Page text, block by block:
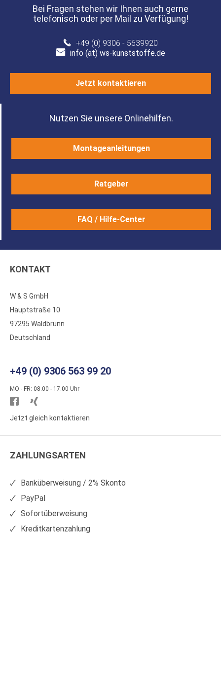
Bei Fragen stehen wir Ihnen auch gerne
telefonisch oder per Mail zu Verfügung!
+49 (0) 9306 - 5639920
info (at) ws-kunststoffe.de
Jetzt kontaktieren
Nutzen Sie unsere Onlinehilfen.
Montageanleitungen
Ratgeber
FAQ / Hilfe-Center
KONTAKT
W & S GmbH
Hauptstraße 10
97295 Waldbrunn
Deutschland
+49 (0) 9306 563 99 20
MO - FR: 08.00 - 17.00 Uhr
Besuchen
Sie
auf
Sie
auf
Jetzt gleich kontaktieren
ZAHLUNGSARTEN
Banküberweisung / 2% Skonto
PayPal
Sofortüberweisung
Kreditkartenzahlung